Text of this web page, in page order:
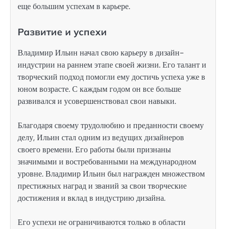
еще большим успехам в карьере.
Развитие и успехи
Владимир Ильин начал свою карьеру в дизайн-
индустрии на раннем этапе своей жизни. Его талант и
творческий подход помогли ему достичь успеха уже в
юном возрасте. С каждым годом он все больше
развивался и усовершенствовал свои навыки.
Благодаря своему трудолюбию и преданности своему
делу, Ильин стал одним из ведущих дизайнеров
своего времени. Его работы были признаны
значимыми и востребованными на международном
уровне. Владимир Ильин был награжден множеством
престижных наград и званий за свои творческие
достижения и вклад в индустрию дизайна.
Его успехи не ограничиваются только в области